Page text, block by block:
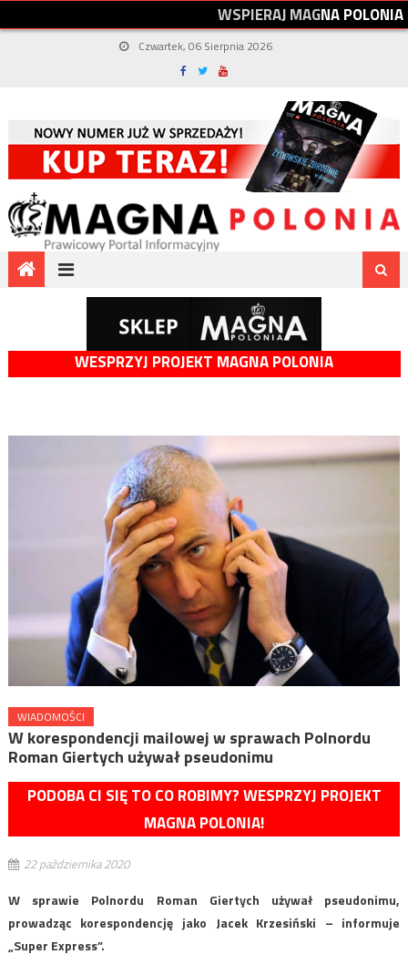
WSPIERAJMAGNAPOLONIA
Czwartek, 06 Sierpnia 2026
WESPRZYJ PROJEKT MAGNA POLONIA
WIADOMOŚCI
W korespondencji mailowej w sprawach Polnordu
Roman Giertych używał pseudonimu
PODOBA CI SIĘ TO CO ROBIMY? WESPRZYJ PROJEKT
MAGNA POLONIA!
22 października 2020
W sprawie Polnordu Roman Giertych używał pseudonimu,
prowadząc korespondencję jako Jacek Krzesiński – informuje
„Super Express”.